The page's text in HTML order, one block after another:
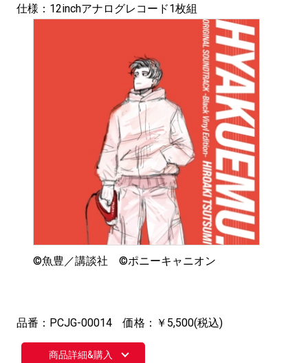
仕様：12inchアナログレコード1枚組
©︎魚豊／講談社 ©︎ポニーキャニオン
品番：PCJG-00014 価格：￥5,500(税込)
商品詳細&購入